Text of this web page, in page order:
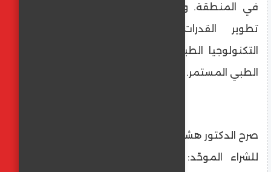
في المنطقة. ويهدف هذا التعاون إلى دعم
تطوير القدرات الإقليمية في مجالات
التكنولوجيا الطبية وسلاسل الإمداد والتعليم
الطبي المستمر.
صرح الدكتور هشام ستيت، رئيس الهيئة المصرية
للشراء الموحّد: "يأتي اختيار جمهورية مصر